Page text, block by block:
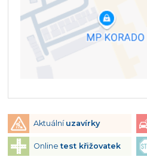
Aktuální uzavírky
Onlinetest křižovatek